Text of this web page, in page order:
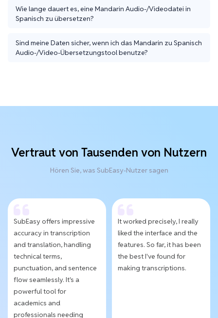
Wie lange dauert es, eine Mandarin Audio-/Videodatei in
Spanisch zu übersetzen?
Sind meine Daten sicher, wenn ich das Mandarin zu Spanisch
Audio-/Video-Übersetzungstool benutze?
Vertraut von Tausenden von Nutzern
Hören Sie, was SubEasy-Nutzer sagen
SubEasy offers impressive
accuracy in transcription
and translation, handling
technical terms,
punctuation, and sentence
flow seamlessly. It's a
powerful tool for
academics and
professionals needing
It worked precisely, I really
liked the interface and the
features. So far, it has been
the best I've found for
making transcriptions.